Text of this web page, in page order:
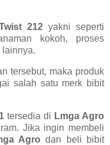
212yakni seperti
kokoh, proses
lainnya.
tersebut, maka produk
salah satu merk bibit
tersedia di Lmga Agro
Jika ingin membeli
Agro dan beli bibit